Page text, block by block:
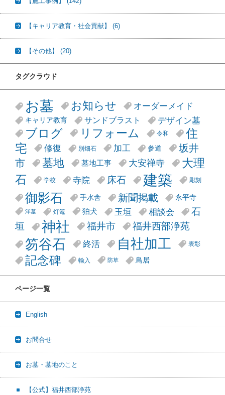
【キャリア教育・社会貢献】 (6)
【その他】 (20)
タグクラウド
お墓 お知らせ オーダーメイド
キャリア教育 サンドブラスト デザイン墓
ブログ リフォーム 令和
住
宅
修復 別畑石 加工 参道
坂井
市
墓地 墓地工事 大安禅寺
大理
石
学校 寺院 床石 建築 彫刻
御影石 手水舎 新聞掲載 永平寺
洋墓 灯篭 狛犬 玉垣 相談会
石
垣
神社 福井市 福井西部浄苑
笏谷石 終活 自社加工 表彰
記念碑 輸入 防草 鳥居
ページ一覧
English
お問合せ
お墓・墓地のこと
【公式】福井西部浄苑